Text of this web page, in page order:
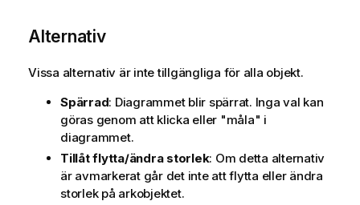
Alternativ
Vissa alternativ är inte tillgängliga för alla objekt.
Spärrad: Diagrammet blir spärrat. Inga val kan
göras genom att klicka eller "måla" i
diagrammet.
Tillåt flytta/ändra storlek: Om detta alternativ
är avmarkerat går det inte att flytta eller ändra
storlek på arkobjektet.